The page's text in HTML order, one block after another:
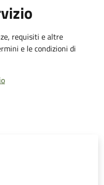
requisiti e altre
e le condizioni di